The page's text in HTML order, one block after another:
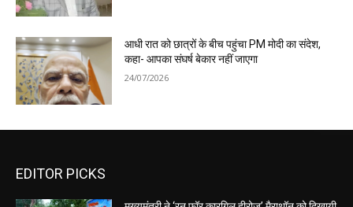
आधी रात को छात्रों के बीच पहुंचा PM मोदी का संदेश,
कहा- आपका संघर्ष बेकार नहीं जाएगा
24/07/2026
EDITOR PICKS